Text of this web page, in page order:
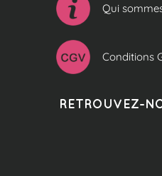
Qui
Conditions
RETROUVEZ-